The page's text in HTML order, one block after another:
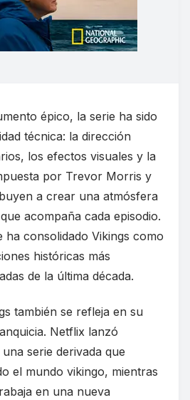
épico, la serie ha sido
técnica: la dirección
los efectos visuales y la
por Trevor Morris y
a crear una atmósfera
acompaña cada episodio.
ha consolidado Vikings como
históricas más
de la última década.
también se refleja en su
Netflix lanzó
serie derivada que
el mundo vikingo, mientras
en una nueva